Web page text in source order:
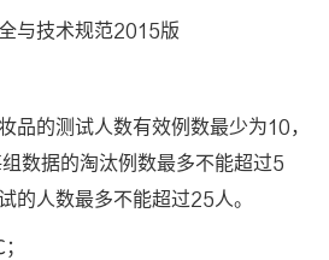
与技术规范2015版
品的测试人数有效例数最少为10，
数据的淘汰例数最多不能超过5
的人数最多不能超过25人。